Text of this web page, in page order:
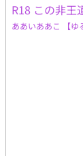
R18 この非王
ああいああこ 【ゆ